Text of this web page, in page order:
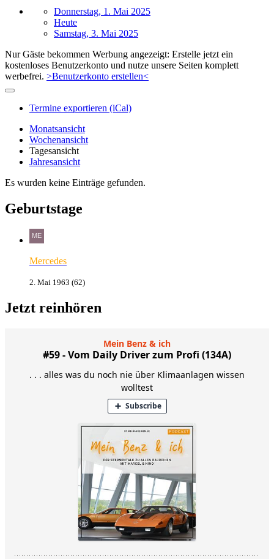
Donnerstag, 1. Mai 2025
Heute
Samstag, 3. Mai 2025
Nur Gäste bekommen Werbung angezeigt: Erstelle jetzt ein
kostenloses Benutzerkonto und nutze unsere Seiten komplett
werbefrei. >Benutzerkonto erstellen<
Termine exportieren (iCal)
Monatsansicht
Wochenansicht
Tagesansicht
Jahresansicht
Es wurden keine Einträge gefunden.
Geburtstage
Mercedes
2. Mai 1963 (62)
Jetzt reinhören